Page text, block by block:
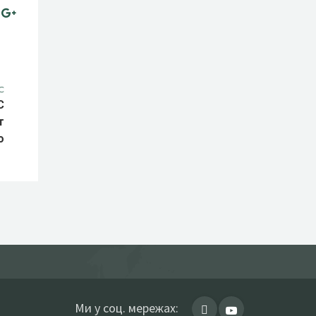
Ми у соц. мережах: